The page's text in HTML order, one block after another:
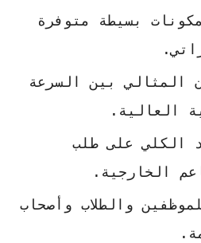
بسيطة متوفرة
المثالي بين السرعة
العالية.
الكلي على طلب
الخارجية.
والطلاب وأصحاب